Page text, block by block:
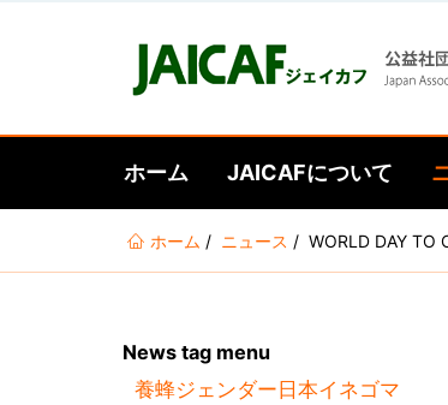
ホーム JAICAFについて
ホーム ニュース WORLD DAY TO
News tag menu
養蜂ジェンダー 日本イネゴマ